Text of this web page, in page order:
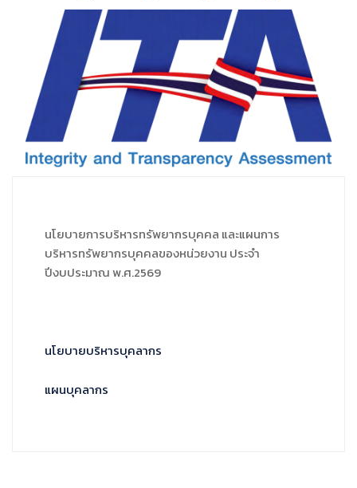
นโยบายการบริหารทรัพยากรบุคคล และแผนการ
บริหารทรัพยากรบุคคลของหน่วยงาน ประจำ
ปีงบประมาณ พ.ศ.2569
นโยบายบริหารบุคลากร
แผนบุคลากร